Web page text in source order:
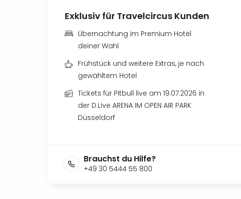
Exklusiv für Travelcircus Kunden
Übernachtung im Premium Hotel
deiner Wahl
Frühstück und weitere Extras, je nach
gewähltem Hotel
Tickets für Pitbull live am 19.07.2026 in
der D.Live ARENA IM OPEN AIR PARK
Düsseldorf
Brauchst du Hilfe?
+49 30 5444 55 800